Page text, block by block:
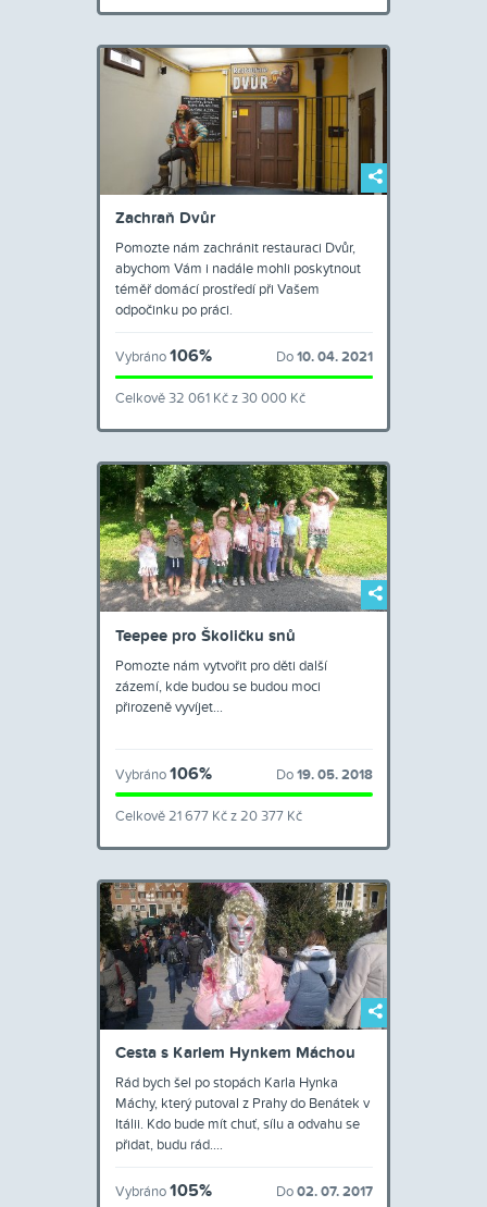
Zachraň Dvůr
Pomozte nám zachránit restauraci Dvůr,
abychom Vám i nadále mohli poskytnout
téměř domácí prostředí při Vašem
odpočinku po práci.
Vybráno 106% Do 10. 04. 2021
Celkově 32 061 Kč z 30 000 Kč
Teepee pro Školičku snů
Pomozte nám vytvořit pro děti další
zázemí, kde budou se budou moci
přirozeně vyvíjet...
Vybráno 106% Do 19. 05. 2018
Celkově 21 677 Kč z 20 377 Kč
Cesta s Karlem Hynkem Máchou
Rád bych šel po stopách Karla Hynka
Máchy, který putoval z Prahy do Benátek v
Itálii. Kdo bude mít chuť, sílu a odvahu se
přidat, budu rád.…
Vybráno 105% Do 02. 07. 2017